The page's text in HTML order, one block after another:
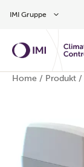
IMI Gruppe
Home / Produkt /